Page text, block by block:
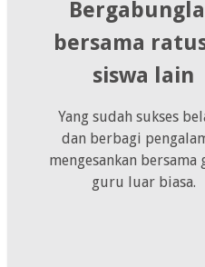
bersama
siswa lain
Yang sudah sukses
dan berbagi
mengesankan bersama
guru luar biasa.